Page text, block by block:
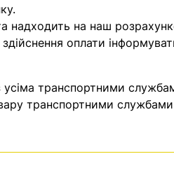
надходить на наш
оплати
транспортними
транспортними службами